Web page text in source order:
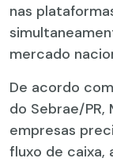
nas
mercado
De acordo
do Sebrae/PR,
empresas
fluxo de caixa,